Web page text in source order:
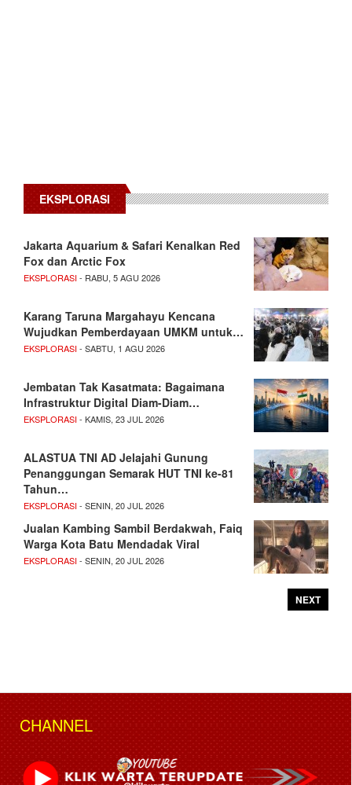
EKSPLORASI
Jakarta Aquarium & Safari Kenalkan Red
Fox dan Arctic Fox
EKSPLORASI- RABU, 5 AGU 2026
Karang Taruna Margahayu Kencana
Wujudkan Pemberdayaan UMKM untuk…
EKSPLORASI- SABTU, 1 AGU 2026
Jembatan Tak Kasatmata: Bagaimana
Infrastruktur Digital Diam-Diam…
EKSPLORASI- KAMIS, 23 JUL 2026
ALASTUA TNI AD Jelajahi Gunung
Penanggungan Semarak HUT TNI ke-81
Tahun…
EKSPLORASI- SENIN, 20 JUL 2026
Jualan Kambing Sambil Berdakwah, Faiq
Warga Kota Batu Mendadak Viral
EKSPLORASI- SENIN, 20 JUL 2026
NEXT
CHANNEL